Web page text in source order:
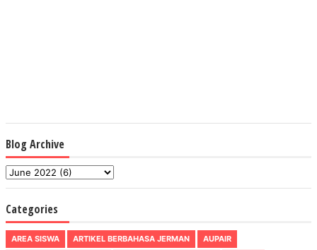
Blog Archive
Categories
AREA SISWA ARTIKEL BERBAHASA JERMAN
AUPAIR